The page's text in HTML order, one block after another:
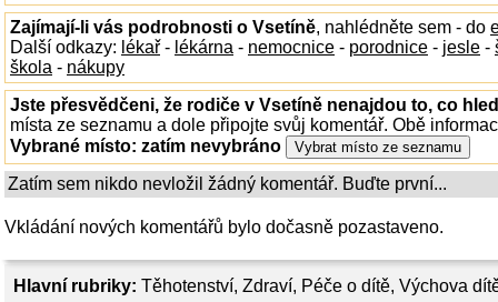
Hlavní rubriky: Těhotenství, Zdraví, Péče o dítě, Výchova
Zajímají-li vás podrobnosti o Vsetíně, nahlédněte sem - do
Další odkazy: lékař - lékárna - nemocnice - porodnice - jesle -
škola - nákupy
Jste přesvědčeni, že rodiče v Vsetíně nenajdou to, co
místa ze seznamu a dole připojte svůj komentář. Obě
Vybrané místo: zatím nevybráno
Zatím sem nikdo nevložil žádný komentář. Buďte první...
Vkládání nových komentářů bylo dočasně pozastaveno.